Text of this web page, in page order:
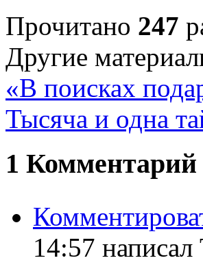
Прочитано 247
Другие
«В поисках
Тысяча и одна
1 Комментарий
14:57 написал